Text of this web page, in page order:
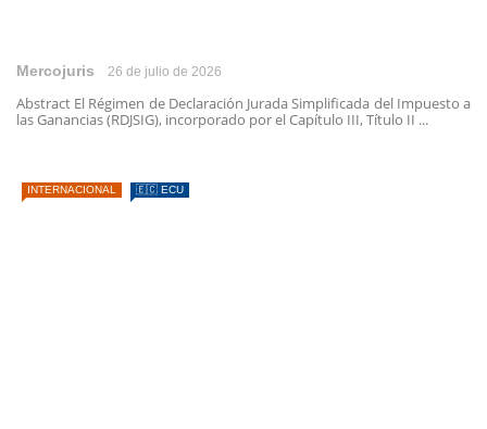
Mercojuris 26 de julio de 2026
Abstract El Régimen de Declaración Jurada Simplificada del Impuesto a
las Ganancias (RDJSIG), incorporado por el Capítulo III, Título II ...
INTERNACIONAL 🇪🇨 ECU